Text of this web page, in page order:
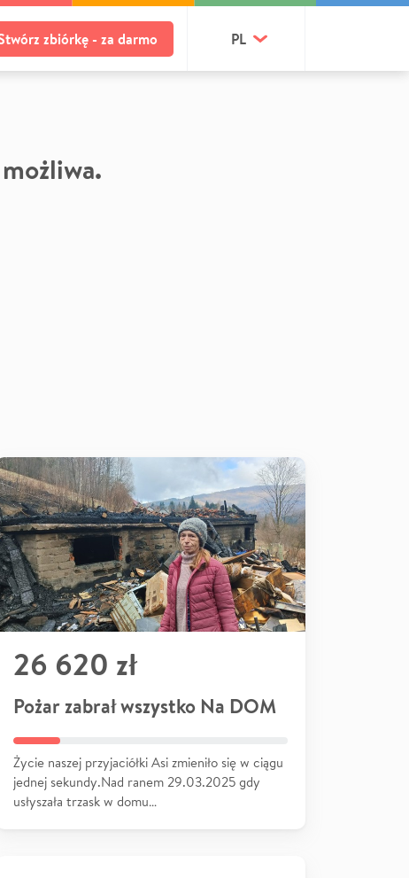
zbiórkę - za darmo PL
26 620 zł
Pożar zabrał wszystko Na DOM
Życie naszej przyjaciółki Asi zmieniło się w ciągu
jednej sekundy.Nad ranem 29.03.2025 gdy
usłyszała trzask w domu…